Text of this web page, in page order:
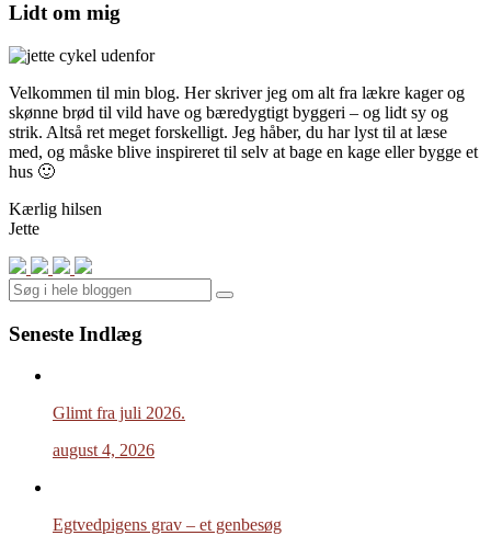
Lidt om mig
Velkommen til min blog. Her skriver jeg om alt fra lækre kager og
skønne brød til vild have og bæredygtigt byggeri – og lidt sy og
strik. Altså ret meget forskelligt. Jeg håber, du har lyst til at læse
med, og måske blive inspireret til selv at bage en kage eller bygge et
hus 🙂
Kærlig hilsen
Jette
Search
Seneste Indlæg
Glimt fra juli 2026.
august 4, 2026
Egtvedpigens grav – et genbesøg